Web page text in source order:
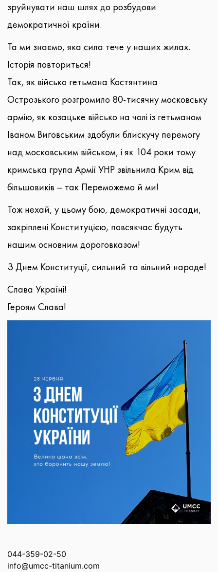
зруйнувати наш шлях до розбудови
демократичної країни.
Та ми знаємо, яка сила тече у наших жилах.
Історія повториться!
Так, як військо гетьмана Костянтина
Острозького розгромило 80-тисячну московську
армію, як козацьке військо на чолі із гетьманом
Іваном Виговським здобули блискучу перемогу
над московським військом, і як 104 роки тому
кримська група Армії УНР звільнила Крим від
більшовиків – так Переможемо й ми!
Тож нехай, у цьому бою, демократичні засади,
закріплені Конституцією, повсякчас будуть
нашим основним дороговказом!
З Днем Конституції, сильний та вільний народе!
Слава Україні!
Героям Слава!
044-359-02-50
info@umcc-titanium.com